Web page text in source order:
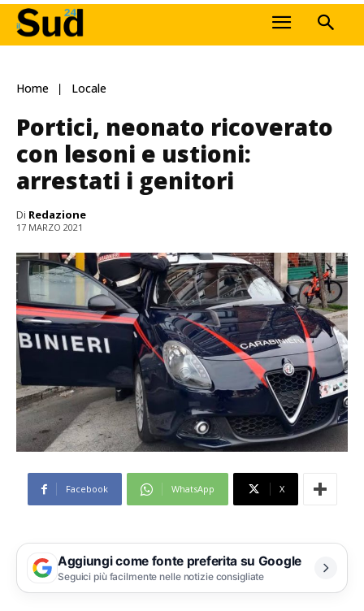
Home Locale
Portici, neonato ricoverato
con lesoni e ustioni:
arrestati i genitori
Di Redazione
17 MARZO 2021
Facebook WhatsApp X
Aggiungi come fonte preferita su Google
Seguici più facilmente nelle notizie consigliate